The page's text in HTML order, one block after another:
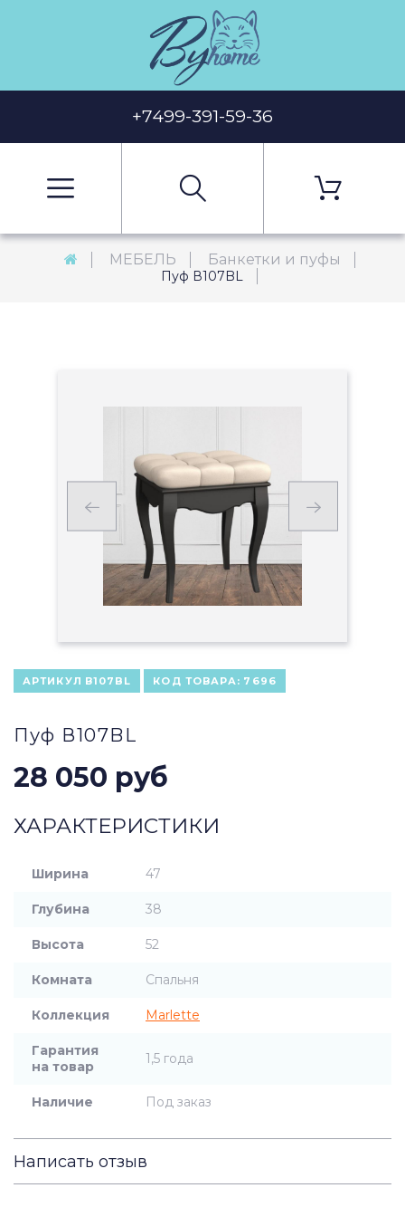
+7499-391-59-36
МЕБЕЛЬ Банкетки и пуфы
Пуф В107BL
АРТИКУЛ В107BL КОД ТОВАРА: 7696
Пуф В107BL
28 050 руб
ХАРАКТЕРИСТИКИ
Ширина 47
Глубина 38
Высота 52
Комната Спальня
Коллекция Marlette
Гарантия
на товар
1,5 года
Наличие Под заказ
Написать отзыв